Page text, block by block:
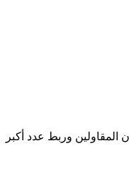
المقاولين وربط عدد أكبر